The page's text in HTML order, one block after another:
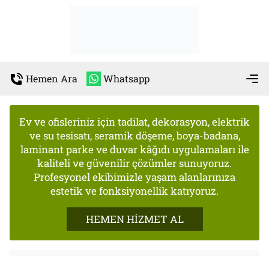
Hemen Ara Whatsapp
Ev ve ofisleriniz için tadilat, dekorasyon, elektrik
ve su tesisatı, seramik döşeme, boya-badana,
laminant parke ve duvar kâğıdı uygulamaları ile
kaliteli ve güvenilir çözümler sunuyoruz.
Profesyonel ekibimizle yaşam alanlarınıza
estetik ve fonksiyonellik katıyoruz.
HEMEN HİZMET AL